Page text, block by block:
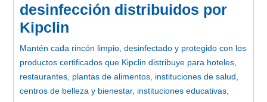
desinfección distribuidos por
Kipclin
Mantén cada rincón limpio, desinfectado y protegido con los
productos certificados que Kipclin distribuye para hoteles,
restaurantes, plantas de alimentos, instituciones de salud,
centros de belleza y bienestar, instituciones educativas,